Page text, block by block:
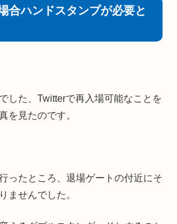
合ハンドスタンプが必要と
した、Twitterで再入場可能なことを
を見たのです。
ったところ、退場ゲートの付近にそ
ませんでした。